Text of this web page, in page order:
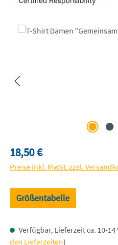
Bildergalerie überspringen
Regulärer Preis:
18,50 €
Preise inkl. MwSt. zzgl.
Größentabelle
Verfügbar, Lieferzeit ca. 10-14
den Lieferzeiten)